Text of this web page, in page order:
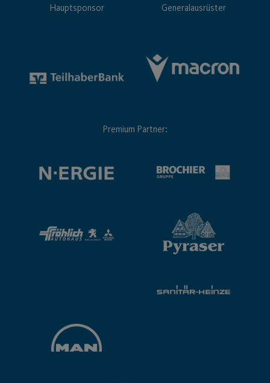
Hauptsponsor Generalausrüster
Premium Partner: